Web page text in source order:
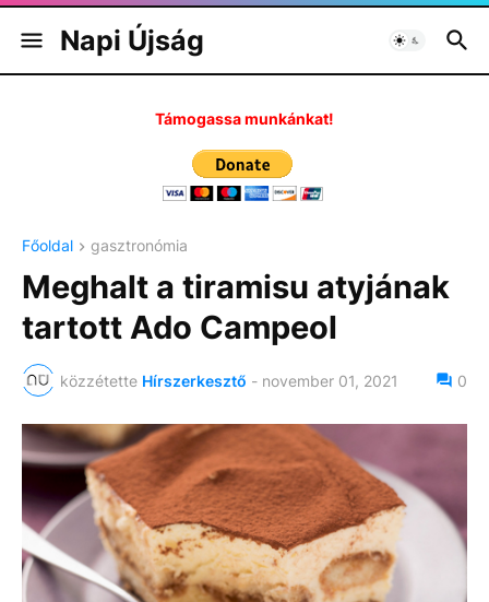
Napi Újság
Támogassa munkánkat!
Főoldal gasztronómia
Meghalt a tiramisu atyjának
tartott Ado Campeol
közzétette Hírszerkesztő - november 01, 2021 0